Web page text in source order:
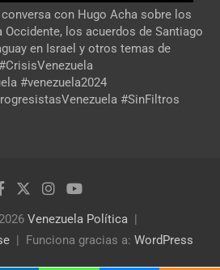
con Hugo Acha sobre los
los acuerdos de Santiago
en Israel y otros temas de
#venezuela2024
#SinFiltros
Venezuela Política
Funciona gracias a: WordPress